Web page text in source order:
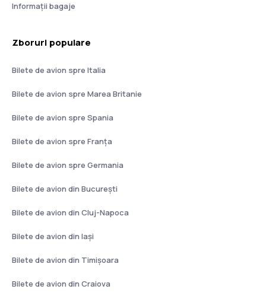
Informații bagaje
Zboruri populare
Bilete de avion spre Italia
Bilete de avion spre Marea Britanie
Bilete de avion spre Spania
Bilete de avion spre Franţa
Bilete de avion spre Germania
Bilete de avion din București
Bilete de avion din Cluj-Napoca
Bilete de avion din Iași
Bilete de avion din Timișoara
Bilete de avion din Craiova